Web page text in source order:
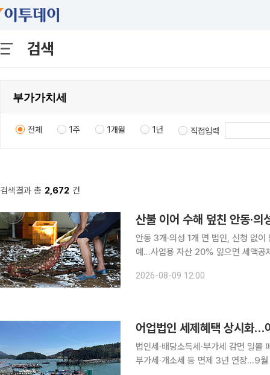
검색
전체 1주 1개월 1년 직접입력
검색결과 총 2,672 건
산불 이어 수해 덮친 안동·
안동 3개·의성 1개 면 법인, 신청 없
예…사업용 자산 20% 잃으면 세액공제 지난해 대형 산불에 이어 지난달 폭우까지 덮친 경북
도 신청 없이 납부기한이 11월 2일까
2026-08-09 12:00
어업법인 세제혜택 상시화
법인세·배당소득세·부가세 감면 일
부가세·개소세 등 면제 3년 연장…9월 세법개정안 국회 제출